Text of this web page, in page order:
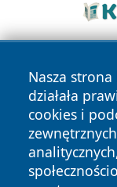
Nasza
działała
cookies i
Copyright © 2026